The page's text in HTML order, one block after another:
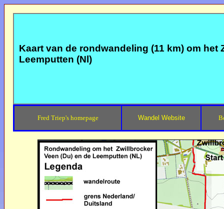
Kaart van de rondwandeling (11 km) om het
Leemputten (Nl)
Fred Triep's homepage Wandel Website